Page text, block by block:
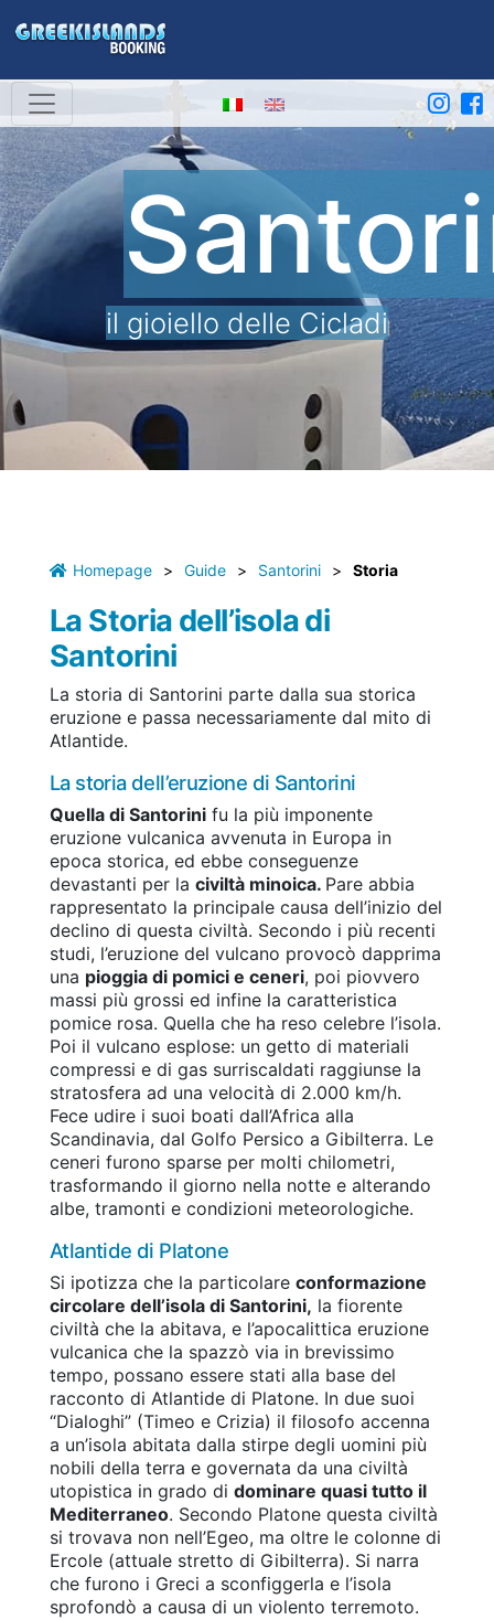
il gioiello delle Cicladi
Homepage > Guide > Santorini > Storia
La Storia dell’isola di
Santorini
La storia di Santorini parte dalla sua storica
eruzione e passa necessariamente dal mito di
Atlantide.
La storia dell’eruzione di Santorini
Quella di Santorini fu la più imponente
eruzione vulcanica avvenuta in Europa in
epoca storica, ed ebbe conseguenze
devastanti per la civiltà minoica. Pare abbia
rappresentato la principale causa dell’inizio del
declino di questa civiltà. Secondo i più recenti
studi, l’eruzione del vulcano provocò dapprima
una pioggia di pomici e ceneri, poi piovvero
massi più grossi ed infine la caratteristica
pomice rosa. Quella che ha reso celebre l’isola.
Poi il vulcano esplose: un getto di materiali
compressi e di gas surriscaldati raggiunse la
stratosfera ad una velocità di 2.000 km/h.
Fece udire i suoi boati dall’Africa alla
Scandinavia, dal Golfo Persico a Gibilterra. Le
ceneri furono sparse per molti chilometri,
trasformando il giorno nella notte e alterando
albe, tramonti e condizioni meteorologiche.
Atlantide di Platone
Si ipotizza che la particolare conformazione
circolare dell’isola di Santorini, la fiorente
civiltà che la abitava, e l’apocalittica eruzione
vulcanica che la spazzò via in brevissimo
tempo, possano essere stati alla base del
racconto di Atlantide di Platone. In due suoi
“Dialoghi” (Timeo e Crizia) il filosofo accenna
a un’isola abitata dalla stirpe degli uomini più
nobili della terra e governata da una civiltà
utopistica in grado di dominare quasi tutto il
Mediterraneo. Secondo Platone questa civiltà
si trovava non nell’Egeo, ma oltre le colonne di
Ercole (attuale stretto di Gibilterra). Si narra
che furono i Greci a sconfiggerla e l’isola
sprofondò a causa di un violento terremoto.